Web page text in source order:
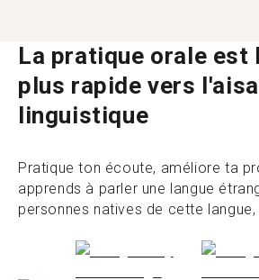
La pratique orale est
plus rapide vers
linguistique
Pratique ton écoute, améliore ta
apprends à parler une langue
personnes natives de cette